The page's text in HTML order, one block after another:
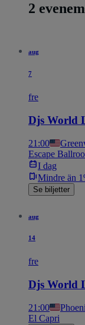
2
aug
7
fre
Djs World
21:00
Escape
I dag
Mindre än
Se biljetter
aug
14
fre
Djs World
21:00
El Capri